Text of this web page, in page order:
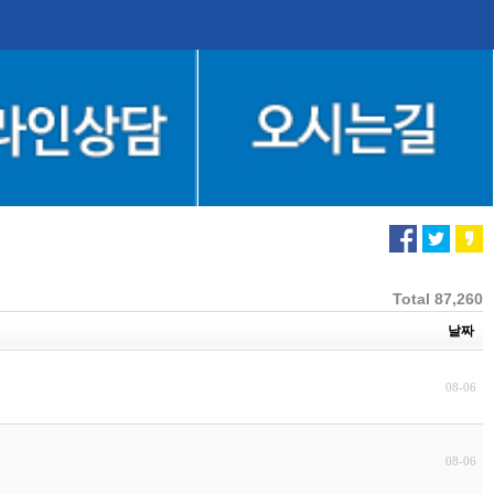
Total 87,260
날짜
08-06
08-06